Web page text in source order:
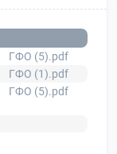
ГФО (5).pdf
ГФО (1).pdf
ГФО (5).pdf